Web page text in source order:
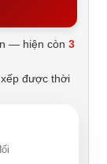
— hiện còn3
được thời